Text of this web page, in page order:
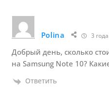
Polina 3
Добрый день, сколько
на Samsung Note 10?
Ответить